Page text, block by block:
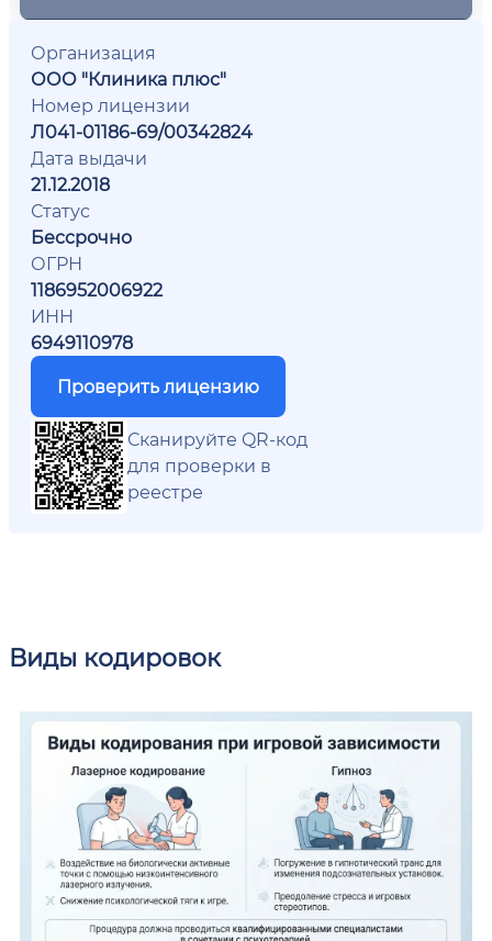
Организация
ООО "Клиника плюс"
Номер лицензии
Л041-01186-69/00342824
Дата выдачи
21.12.2018
Статус
Бессрочно
ОГРН
1186952006922
ИНН
6949110978
Проверить лицензию
Сканируйте QR-код
для проверки в
реестре
Виды кодировок